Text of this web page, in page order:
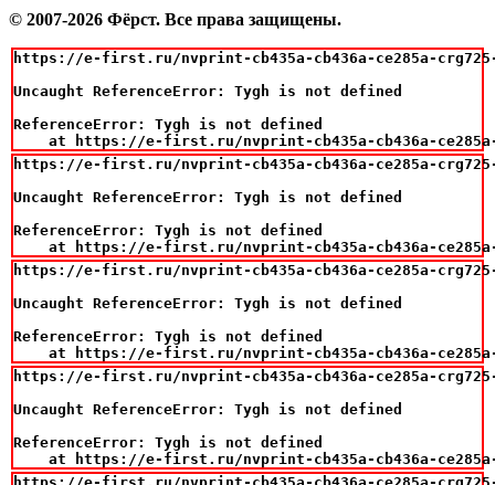
© 2007-2026 Фёрст. Все права защищены.
https://e-first.ru/nvprint-cb435a-cb436a-ce285a-
Uncaught ReferenceError: Tygh is not defined
ReferenceError: Tygh is not defined
at https://e-first.ru/nvprint-cb435a-cb436a-
https://e-first.ru/nvprint-cb435a-cb436a-ce285a-
Uncaught ReferenceError: Tygh is not defined
ReferenceError: Tygh is not defined
at https://e-first.ru/nvprint-cb435a-cb436a-
https://e-first.ru/nvprint-cb435a-cb436a-ce285a-
Uncaught ReferenceError: Tygh is not defined
ReferenceError: Tygh is not defined
at https://e-first.ru/nvprint-cb435a-cb436a-
https://e-first.ru/nvprint-cb435a-cb436a-ce285a-
Uncaught ReferenceError: Tygh is not defined
ReferenceError: Tygh is not defined
at https://e-first.ru/nvprint-cb435a-cb436a-